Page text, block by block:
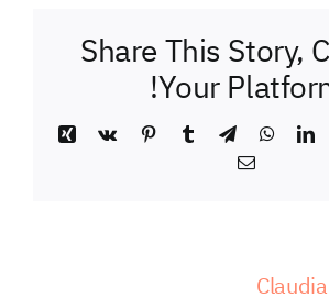
Share This Story,
Your
LinkedIn
WhatsApp
Telegram
Tumblr
Pinterest
Vk
Xing
כתובת
Claudia